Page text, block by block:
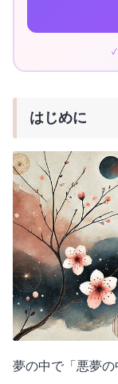
はじめに
夢の中で「悪夢